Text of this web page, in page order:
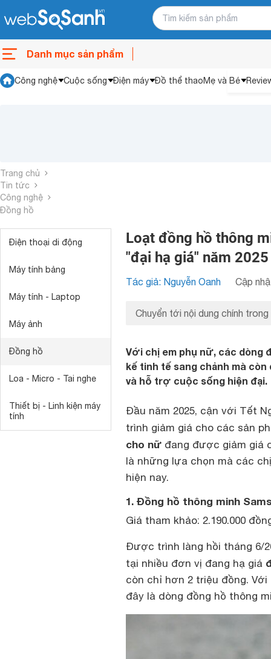
Danh mục sản phẩm
Công nghệ Cuộc sống Điện máy Đồ thể thaoMẹ và Bé
Trang chủ
Tin tức
Công nghệ
Đồng hồ
Điện thoại di động
Máy tính bảng
Máy tính - Laptop
Máy ảnh
Đồng hồ
Loa - Micro - Tai nghe
Thiết bị - Linh kiện máy
tính
Loạt đồng hồ thông
"đại hạ giá" năm 2025
Tác giả: Nguyễn Oanh Cập
Chuyển tới nội dung chính
Với chị em phụ nữ, các dòng
kế tinh tế sang chảnh mà
và hỗ trợ cuộc sống hiện đại.
Đầu năm 2025, cận với Tết
trình giảm giá cho các sản
cho nữ đang được giảm giá
là những lựa chọn mà các
hiện nay.
1. Đồng hồ thông minh
Giá tham khảo: 2.190.000
Được trình làng hồi tháng 6/
tại nhiều đơn vị đang hạ giá
còn chỉ hơn 2 triệu đồng.
đây là dòng đồng hồ thông